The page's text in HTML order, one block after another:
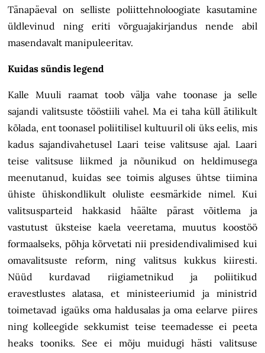
Tänapäeval on selliste poliittehnoloogiate kasutamine
üldlevinud ning eriti võrguajakirjandus nende abil
masendavalt manipuleeritav.
Kuidas sündis legend
Kalle Muuli raamat toob välja vahe toonase ja selle
sajandi valitsuste tööstiili vahel. Ma ei taha küll ätilikult
kõlada, ent toonasel poliitilisel kultuuril oli üks eelis, mis
kadus sajandivahetusel Laari teise valitsuse ajal. Laari
teise valitsuse liikmed ja nõunikud on heldimusega
meenutanud, kuidas see toimis alguses ühtse tiimina
ühiste ühiskondlikult oluliste eesmärkide nimel. Kui
valitsusparteid hakkasid häälte pärast võitlema ja
vastutust üksteise kaela veeretama, muutus koostöö
formaalseks, põhja kõrvetati nii presidendivalimised kui
omavalitsuste reform, ning valitsus kukkus kiiresti.
Nüüd kurdavad riigiametnikud ja poliitikud
eravestlustes alatasa, et ministeeriumid ja ministrid
toimetavad igaüks oma haldusalas ja oma eelarve piires
ning kolleegide sekkumist teise teemadesse ei peeta
heaks tooniks. See ei mõju muidugi hästi valitsuse